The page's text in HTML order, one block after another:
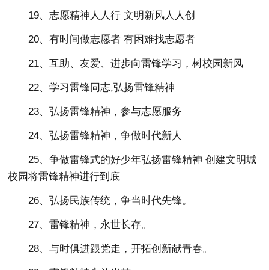
19、志愿精神人人行 文明新风人人创
20、有时间做志愿者 有困难找志愿者
21、互助、友爱、进步向雷锋学习，树校园新风
22、学习雷锋同志,弘扬雷锋精神
23、弘扬雷锋精神，参与志愿服务
24、弘扬雷锋精神，争做时代新人
25、争做雷锋式的好少年弘扬雷锋精神 创建文明城
校园将雷锋精神进行到底
26、弘扬民族传统，争当时代先锋。
27、雷锋精神，永世长存。
28、与时俱进跟党走，开拓创新献青春。